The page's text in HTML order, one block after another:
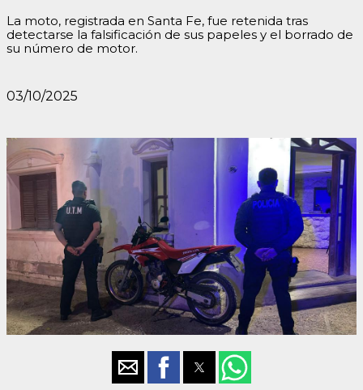
La moto, registrada en Santa Fe, fue retenida tras
detectarse la falsificación de sus papeles y el borrado de
su número de motor.
03/10/2025